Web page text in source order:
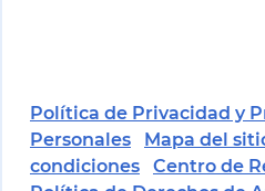
Política de Privacidad y
Personales
Mapa del
condiciones
Centro de